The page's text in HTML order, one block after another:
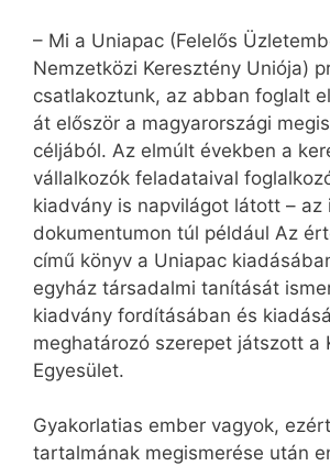
– Mi a Uniapac (Felelős
Nemzetközi Keresztény Uniója)
csatlakoztunk, az abban foglalt
át először a magyarországi
céljából. Az elmúlt években a
vállalkozók feladataival
kiadvány is napvilágot látott –
dokumentumon túl például Az
című könyv a Uniapac
egyház társadalmi tanítását
kiadvány fordításában és
meghatározó szerepet játszott a
Egyesület.
Gyakorlatias ember vagyok,
tartalmának megismerése után